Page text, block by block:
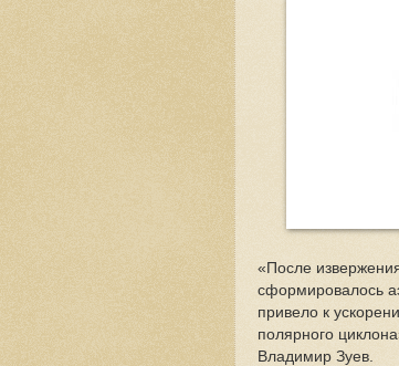
«После
сформировалось
привело к
полярного
Владимир Зуев.